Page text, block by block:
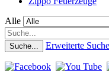
Alle
Suche... Erweiterte Suche